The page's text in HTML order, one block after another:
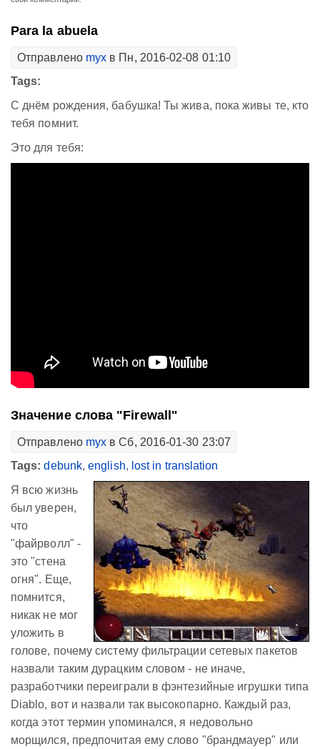
Para la abuela
Отправлено myx в Пн, 2016-02-08 01:10
Tags:
С днём рождения, бабушка! Ты жива, пока живы те, кто
тебя помнит.
Это для тебя:
Значение слова "Firewall"
Отправлено myx в Сб, 2016-01-30 23:07
Tags:debunk,english, lost in translation
Я всю жизнь
был уверен,
что
"файрволл" -
это "стена
огня". Еще,
помнится,
никак не мог
уложить в
голове, почему систему фильтрации сетевых пакетов
назвали таким дурацким словом - не иначе,
разработчики переиграли в фэнтезийные игрушки типа
Diablo, вот и назвали так высокопарно. Каждый раз,
когда этот термин упоминался, я недовольно
морщился, предпочитая ему слово "брандмауер" или